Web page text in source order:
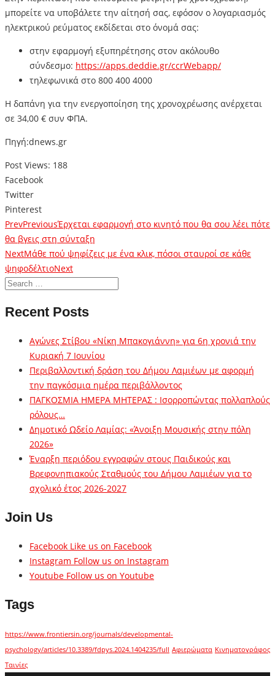
μπορείτε να υποβάλετε την αίτησή σας, εφόσον ο λογαριασμός
ηλεκτρικού ρεύματος εκδίδεται στο όνομά σας:
στην εφαρμογή εξυπηρέτησης στον ακόλουθο
σύνδεσμο: https://apps.deddie.gr/ccrWebapp/
τηλεφωνικά στο 800 400 4000
Η δαπάνη για την ενεργοποίηση της χρονοχρέωσης ανέρχεται
σε 34,00 € συν ΦΠΑ.
Πηγή:dnews.gr
Post Views: 188
Facebook
Twitter
Pinterest
PrevPreviousΈρχεται εφαρμογή στο κινητό που θα σου λέει πότε
θα βγεις στη σύνταξη
NextΜάθε πού ψηφίζεις με ένα κλικ, πόσοι σταυροί σε κάθε
ψηφοδέλτιοNext
Recent Posts
Αγώνες Στίβου «Νίκη Μπακογιάννη» για 6η χρονιά την
Κυριακή 7 Ιουνίου
Περιβαλλοντική δράση του Δήμου Λαμιέων με αφορμή
την παγκόσμια ημέρα περιβάλλοντος
ΠΑΓΚΟΣΜΙΑ ΗΜΕΡΑ ΜΗΤΕΡΑΣ : Ισορροπώντας πολλαπλούς
ρόλους…
Δημοτικό Ωδείο Λαμίας: «Άνοιξη Μουσικής στην πόλη
2026»
Έναρξη περιόδου εγγραφών στους Παιδικούς και
Βρεφονηπιακούς Σταθμούς του Δήμου Λαμιέων για το
σχολικό έτος 2026-2027
Join Us
Facebook Like us on Facebook
Instagram Follow us on Instagram
Youtube Follow us on Youtube
Tags
https://www.frontiersin.org/journals/developmental-
psychology/articles/10.3389/fdpys.2024.1404235/full Αφιερώματα Κινηματογράφος
Ταινίες